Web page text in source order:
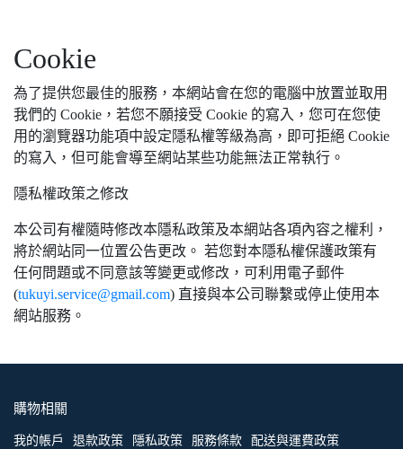
Cookie
為了提供您最佳的服務，本網站會在您的電腦中放置並取用
我們的 Cookie，若您不願接受 Cookie 的寫入，您可在您使
用的瀏覽器功能項中設定隱私權等級為高，即可拒絕 Cookie
的寫入，但可能會導至網站某些功能無法正常執行。
隱私權政策之修改
本公司有權隨時修改本隱私政策及本網站各項內容之權利，
將於網站同一位置公告更改。 若您對本隱私權保護政策有
任何問題或不同意該等變更或修改，可利用電子郵件
(tukuyi.service@gmail.com) 直接與本公司聯繫或停止使用本
網站服務。
購物相關
我的帳戶 退款政策 隱私政策 服務條款 配送與運費政策